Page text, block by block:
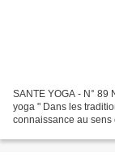
SANTE YOGA - N°
yoga " Dans les
connaissance au sens